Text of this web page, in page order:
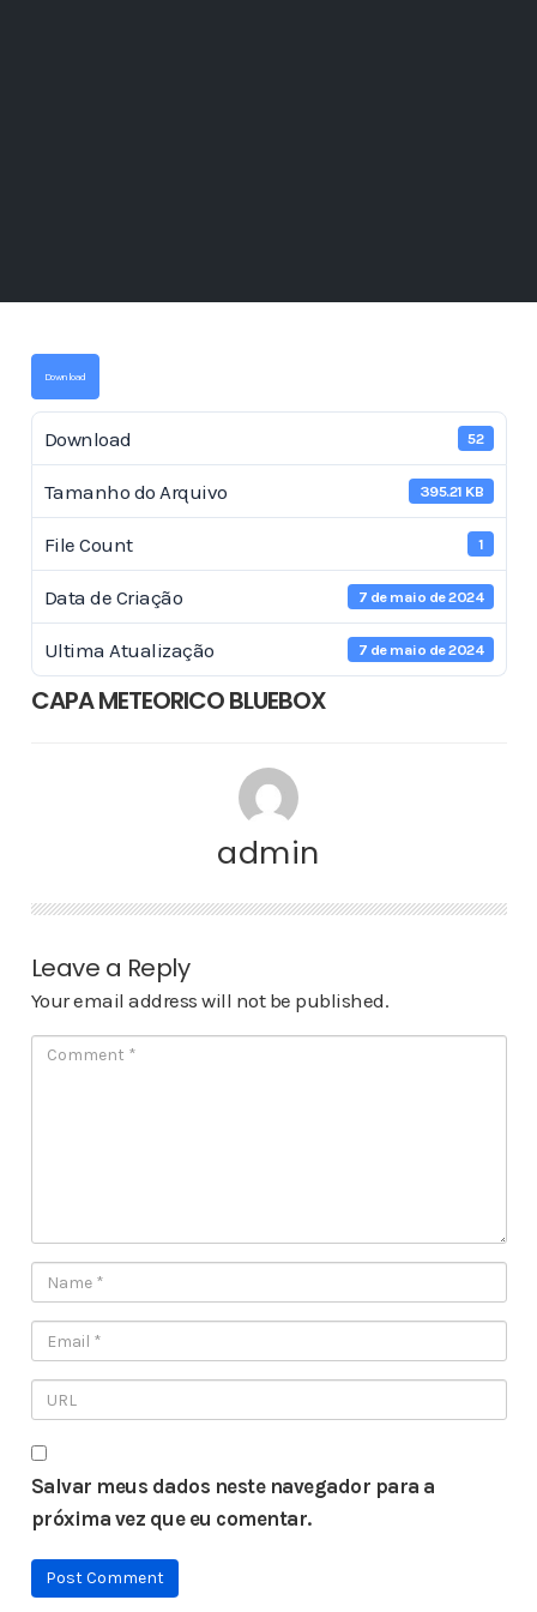
Download
Download 52
Tamanho do Arquivo 395.21 KB
File Count 1
Data de Criação 7 de maio de 2024
Ultima Atualização 7 de maio de 2024
CAPA METEORICO BLUEBOX
admin
Leave a Reply
Your email address will not be published.
Salvar meus dados neste navegador para a
próxima vez que eu comentar.